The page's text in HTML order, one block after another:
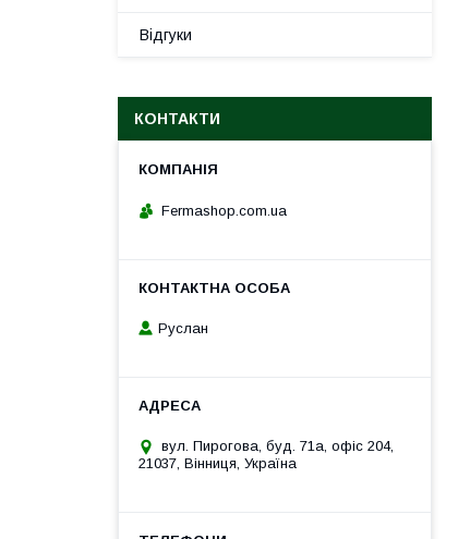
Відгуки
КОНТАКТИ
Fermashop.com.ua
Руслан
вул. Пирогова, буд. 71а, офіс 204,
21037, Вінниця, Україна